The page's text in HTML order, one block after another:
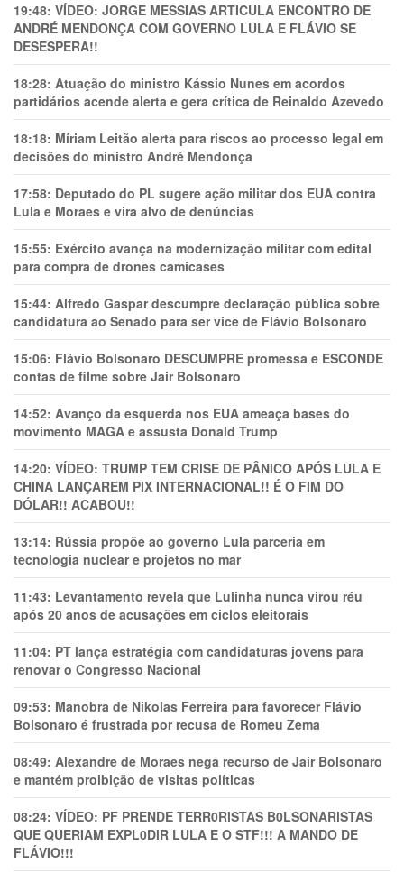
19:48: VÍDEO: JORGE MESSIAS ARTICULA ENCONTRO DE
ANDRÉ MENDONÇA COM GOVERNO LULA E FLÁVIO SE
DESESPERA!!
18:28: Atuação do ministro Kássio Nunes em acordos
partidários acende alerta e gera crítica de Reinaldo Azevedo
18:18: Míriam Leitão alerta para riscos ao processo legal em
decisões do ministro André Mendonça
17:58: Deputado do PL sugere ação militar dos EUA contra
Lula e Moraes e vira alvo de denúncias
15:55: Exército avança na modernização militar com edital
para compra de drones camicases
15:44: Alfredo Gaspar descumpre declaração pública sobre
candidatura ao Senado para ser vice de Flávio Bolsonaro
15:06: Flávio Bolsonaro DESCUMPRE promessa e ESCONDE
contas de filme sobre Jair Bolsonaro
14:52: Avanço da esquerda nos EUA ameaça bases do
movimento MAGA e assusta Donald Trump
14:20: VÍDEO: TRUMP TEM CRlSE DE PÂNlCO APÓS LULA E
CHINA LANÇAREM PIX INTERNACIONAL!! É O FIM DO
DÓLAR!! ACABOU!!
13:14: Rússia propõe ao governo Lula parceria em
tecnologia nuclear e projetos no mar
11:43: Levantamento revela que Lulinha nunca virou réu
após 20 anos de acusações em ciclos eleitorais
11:04: PT lança estratégia com candidaturas jovens para
renovar o Congresso Nacional
09:53: Manobra de Nikolas Ferreira para favorecer Flávio
Bolsonaro é frustrada por recusa de Romeu Zema
08:49: Alexandre de Moraes nega recurso de Jair Bolsonaro
e mantém proibição de visitas políticas
08:24: VÍDEO: PF PRENDE TERR0RlSTAS B0LSONARlSTAS
QUE QUERIAM EXPL0DlR LULA E O STF!!! A MANDO DE
FLÁVIO!!!